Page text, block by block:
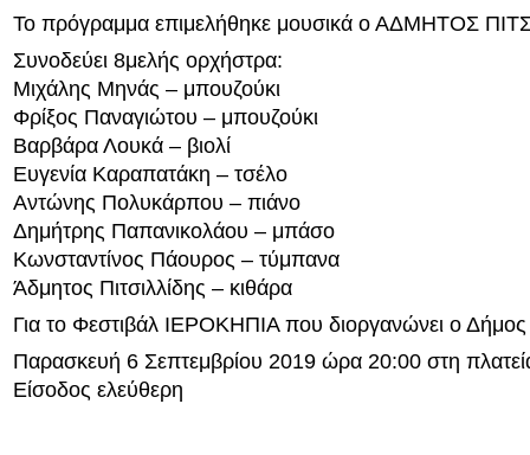
Το πρόγραμμα επιμελήθηκε μουσικά ο ΑΔΜΗΤΟΣ
Συνοδεύει 8μελής ορχήστρα:
Μιχάλης Μηνάς – μπουζούκι
Φρίξος Παναγιώτου – μπουζούκι
Βαρβάρα Λουκά – βιολί
Ευγενία Καραπατάκη – τσέλο
Αντώνης Πολυκάρπου – πιάνο
Δημήτρης Παπανικολάου – μπάσο
Κωνσταντίνος Πάουρος – τύμπανα
Άδμητος Πιτσιλλίδης – κιθάρα
Για το Φεστιβάλ ΙΕΡΟΚΗΠΙΑ που διοργανώνει ο
Παρασκευή 6 Σεπτεμβρίου 2019 ώρα 20:00 στη
Είσοδος ελεύθερη